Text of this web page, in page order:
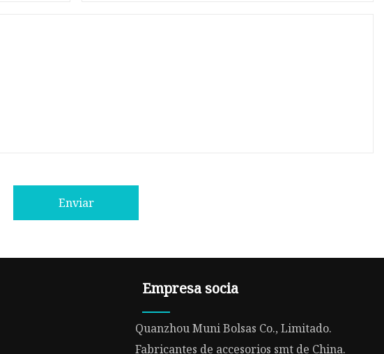
Enviar
Empresa socia
Quanzhou Muni Bolsas Co., Limitado.
Fabricantes de accesorios smt de China.